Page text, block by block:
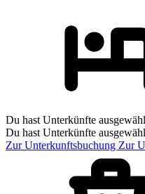
Du hast Unterkünfte
Du hast Unterkünfte
Zur Unterkunftsbuchung Zur